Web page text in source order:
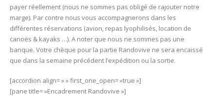
payer réellement (nous ne sommes pas obligé de rajouter notre
marge). Par contre nous vous accompagnerons dans les
différentes réservations (avion, repas lyophilisés, location de
canoës & kayaks …). A noter que nous ne sommes pas une
banque. Votre chèque pour la partie Randovive ne sera encaissé
que dans la semaine précédent l’expédition ou la sortie.
[accordion align= » » first_one_open= »true »]
[pane title= »Encadrement Randovive »]